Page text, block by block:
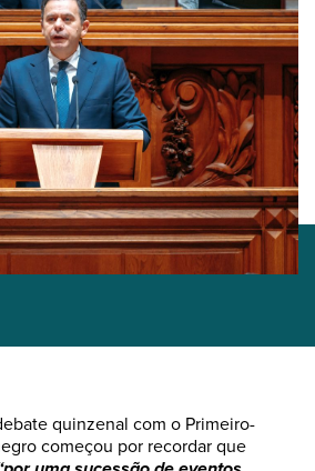
quinzenal com o Primeiro-
começou por recordar que